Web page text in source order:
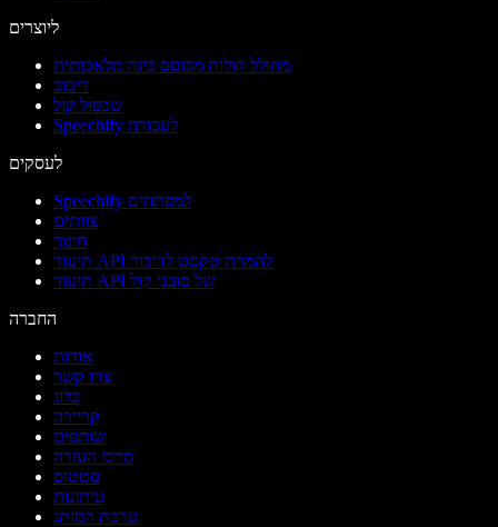
ליוצרים
מחולל קולות מבוסס בינה מלאכותית
דיבוב
שכפול קול
Speechify לעבודה
לעסקים
Speechify למפתחים
צוותים
חינוך
תיעוד API להמרת טקסט לדיבור
תיעוד API של סוכני קול
החברה
אודות
צרו קשר
בלוג
קריירה
שותפים
מרכז העזרה
סטטוס
עיתונות
ערכת המותג